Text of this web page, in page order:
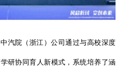
汽院（浙江）公司通过与高校深度
研协同育人新模式，系统培养了涵